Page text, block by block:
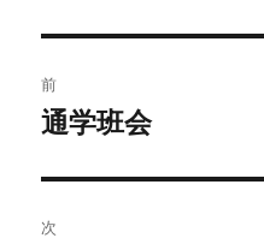
稿
ビ
前
前
投
稿:
通学班会
次